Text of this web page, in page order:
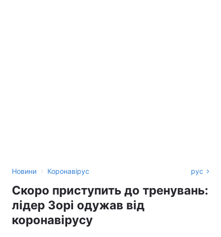
Новини › Коронавірус рус
Скоро приступить до тренувань:
лідер Зорі одужав від
коронавірусу